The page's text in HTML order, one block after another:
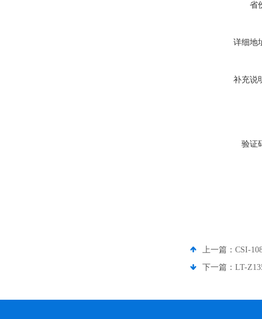
省
详细地
补充说
验证
上一篇： CSI-
下一篇： LT-